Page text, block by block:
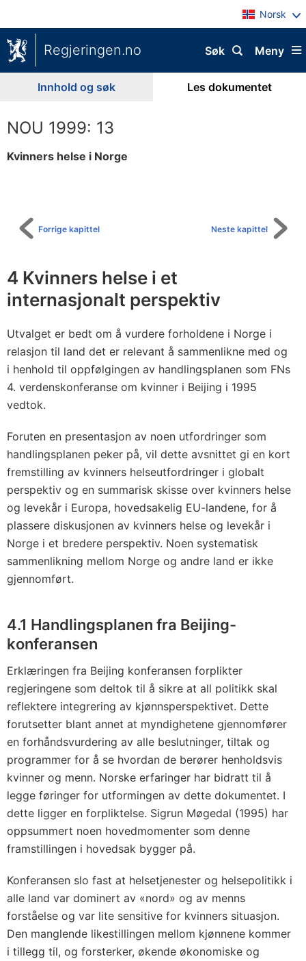
Norsk
Regjeringen.no Meny
Søk
Innhold og søk Les dokumentet
NOU 1999: 13
Kvinners helse i Norge
Neste kapittel
Forrige kapittel
4 Kvinners helse i et
internasjonalt perspektiv
Utvalget er bedt om å vurdere forholdene i Norge i
relasjon til land det er relevant å sammenlikne med og
i henhold til oppfølgingen av handlingsplanen som FNs
4. verdenskonferanse om kvinner i Beijing i 1995
vedtok.
Foruten en presentasjon av noen utfordringer som
handlingsplanen peker på, vil dette avsnittet gi en kort
fremstilling av kvinners helseutfordringer i globalt
perspektiv og en summarisk skisse over kvinners helse
og levekår i Europa, hovedsakelig EU-landene, for å
plassere diskusjonen av kvinners helse og levekår i
Norge i et bredere perspektiv. Noen systematisk
sammenlikning mellom Norge og andre land er ikke
gjennomført.
4.1 Handlingsplanen fra Beijing-
konferansen
Erklæringen fra Beijing konferansen forplikter
regjeringene som deltok til å sikre at all politikk skal
reflektere integrering av kjønnsperspektivet. Dette
forutsetter blant annet at myndighetene gjennomfører
en forhåndsvurdering av alle beslutninger, tiltak og
programmer for å se hvordan de berører henholdsvis
kvinner og menn. Norske erfaringer har bidratt til å
legge føringer for utformingen av dette dokumentet. I
dette ligger en forpliktelse. Sigrun Møgedal (1995) har
oppsummert noen hovedmomenter som denne
framstillingen i hovedsak bygger på.
Konferansen slo fast at helsetjenester og helsepolitikk i
alle land var dominert av «nord» og av menns
forståelse og var lite sensitive for kvinners situasjon.
Den manglende likestillingen mellom kjønnene kommer
i tillegg til, og forsterker, økende økonomiske og